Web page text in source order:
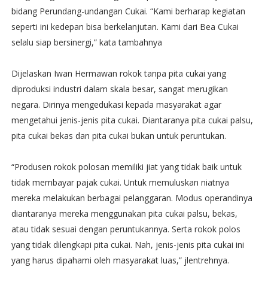
bidang Perundang-undangan Cukai. “Kami berharap kegiatan
seperti ini kedepan bisa berkelanjutan. Kami dari Bea Cukai
selalu siap bersinergi,” kata tambahnya
Dijelaskan Iwan Hermawan rokok tanpa pita cukai yang
diproduksi industri dalam skala besar, sangat merugikan
negara. Dirinya mengedukasi kepada masyarakat agar
mengetahui jenis-jenis pita cukai. Diantaranya pita cukai palsu,
pita cukai bekas dan pita cukai bukan untuk peruntukan.
“Produsen rokok polosan memiliki jiat yang tidak baik untuk
tidak membayar pajak cukai. Untuk memuluskan niatnya
mereka melakukan berbagai pelanggaran. Modus operandinya
diantaranya mereka menggunakan pita cukai palsu, bekas,
atau tidak sesuai dengan peruntukannya. Serta rokok polos
yang tidak dilengkapi pita cukai. Nah, jenis-jenis pita cukai ini
yang harus dipahami oleh masyarakat luas,” jlentrehnya.